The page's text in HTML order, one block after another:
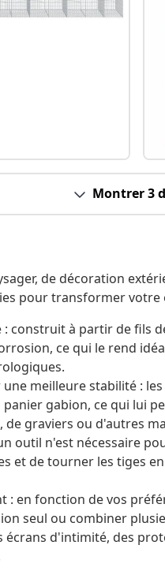
Montrer 3
de décoration
pour transformer votre
construit à partir de fils
ce qui le rend
meilleure stabilité :
gabion, ce qui lui
de graviers ou d'autres
outil n'est nécessaire
et de tourner les tiges
: en fonction de vos
seul ou combiner
écrans d'intimité, des